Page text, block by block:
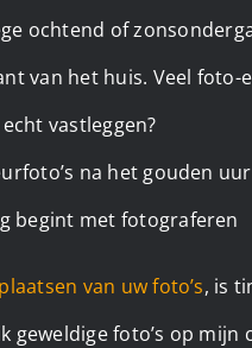
ochtend of
van het huis. Veel
vastleggen?
na het gouden
begint met fotograferen
van uw foto’s, is
geweldige foto’s op